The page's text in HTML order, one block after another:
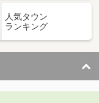
人気タウン
ランキング